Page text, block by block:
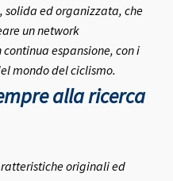
ed organizzata, che
un network
espansione, con i
mondo del ciclismo.
alla ricerca
originali ed